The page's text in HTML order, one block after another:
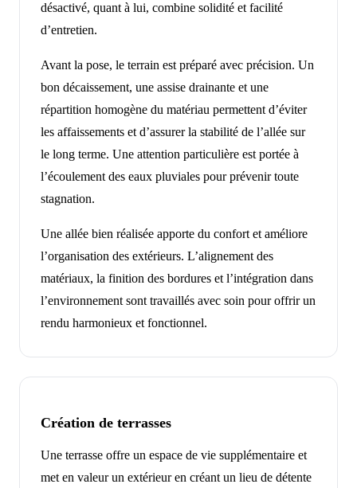
désactivé, quant à lui, combine solidité et facilité
d’entretien.
Avant la pose, le terrain est préparé avec précision. Un
bon décaissement, une assise drainante et une
répartition homogène du matériau permettent d’éviter
les affaissements et d’assurer la stabilité de l’allée sur
le long terme. Une attention particulière est portée à
l’écoulement des eaux pluviales pour prévenir toute
stagnation.
Une allée bien réalisée apporte du confort et améliore
l’organisation des extérieurs. L’alignement des
matériaux, la finition des bordures et l’intégration dans
l’environnement sont travaillés avec soin pour offrir un
rendu harmonieux et fonctionnel.
Création de terrasses
Une terrasse offre un espace de vie supplémentaire et
met en valeur un extérieur en créant un lieu de détente